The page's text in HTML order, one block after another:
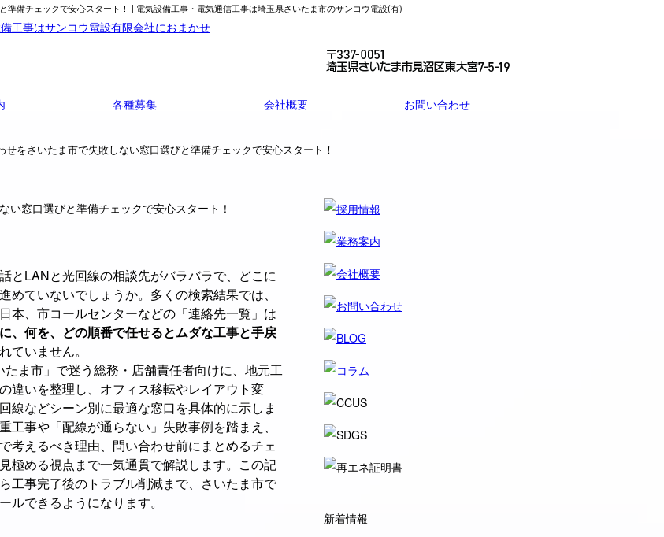
準備チェックで安心スタート！ | 電気設備工事・電気通信工事は埼玉県さいたま市のサンコウ電設(有)
各種募集 会社概要 お問い合わせ
せをさいたま市で失敗しない窓口選びと準備チェックで安心スタート！
い窓口選びと準備チェックで安心スタート！
とLANと光回線の相談先がバラバラで、どこに
ていないでしょうか。多くの検索結果では、
本、市コールセンターなどの「連絡先一覧」は
、何を、どの順番で任せるとムダな工事と手戻
ていません。
ま市」で迷う総務・店舗責任者向けに、地元工
違いを整理し、オフィス移転やレイアウト変
線などシーン別に最適な窓口を具体的に示しま
事や「配線が通らない」失敗事例を踏まえ、
考えるべき理由、問い合わせ前にまとめるチェ
極める視点まで一気通貫で解説します。この記
工事完了後のトラブル削減まで、さいたま市で
できるようになります。
新着情報